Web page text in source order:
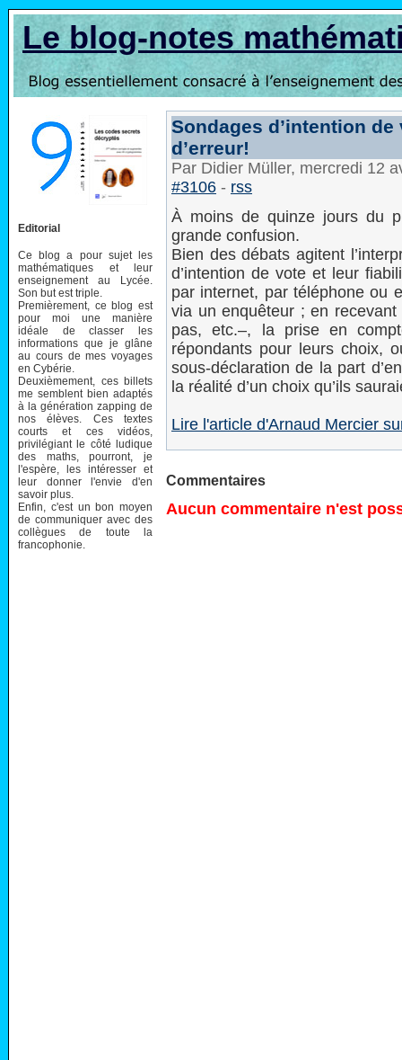
Le blog-notes
Editorial
Ce blog a pour sujet les
mathématiques et leur
enseignement au Lycée.
Son but est triple.
Premièrement, ce blog est
pour moi une manière
idéale de classer les
informations que je glâne
au cours de mes voyages
en Cybérie.
Deuxièmement, ces billets
me semblent bien adaptés
à la génération zapping de
nos élèves. Ces textes
courts et ces vidéos,
privilégiant le côté ludique
des maths, pourront, je
l'espère, les intéresser et
leur donner l'envie d'en
savoir plus.
Enfin, c'est un bon moyen
de communiquer avec des
collègues de toute la
francophonie.
Sondages d’intention
d’erreur!
Par Didier Müller, mercredi 12
#3106 - rss
À moins de quinze jours du
grande confusion.
Bien des débats agitent
d’intention de vote et leur
par internet, par téléphone ou
via un enquêteur ; en
pas, etc.–, la prise en
répondants pour leurs choix,
sous-déclaration de la part
la réalité d’un choix qu’ils
Lire l'article d'Arnaud Mercier
Commentaires
Aucun commentaire n'est